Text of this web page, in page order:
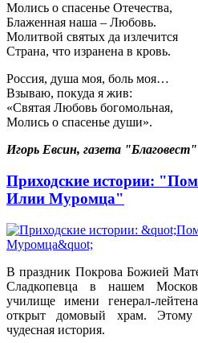
Молись о спасенье Отечества,
Блаженная наша – Любовь.
Молитвой святых да излечится
Страна, что изранена в кровь.
Россия, душа моя, боль моя…
Взываю, покуда я жив:
«Святая Любовь богомольная,
Молись о спасенье души».
Игорь Евсин, газета "Благовест"
Приходские истории:
Илии Муромца"
В праздник Покрова Божией
Сладкопевца в нашем
училище имени генерал-
открыт домовый храм. Этому
чудесная история.